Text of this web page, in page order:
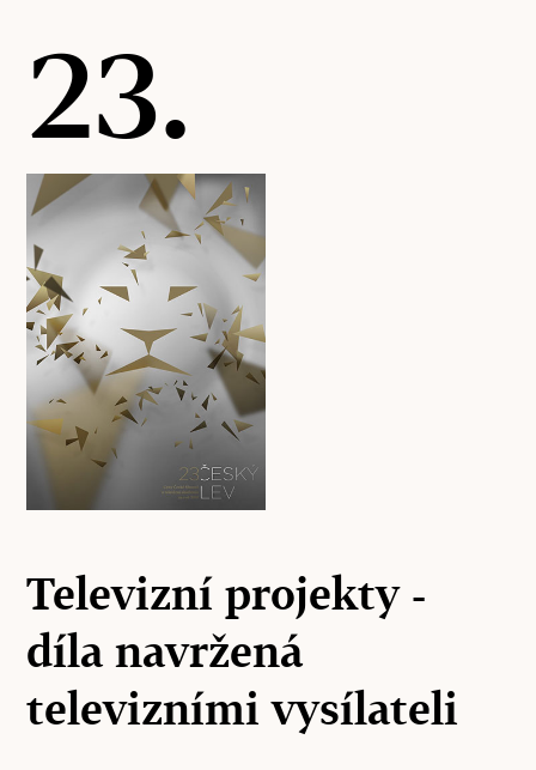
23.
Televizní projekty -
díla navržená
televizními vysílateli